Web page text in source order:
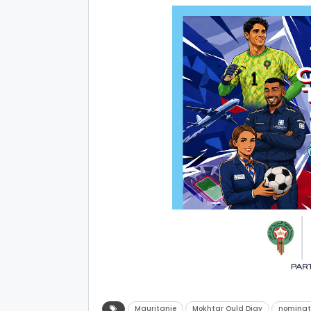
Mauritanie Mokhtar Ould Diay